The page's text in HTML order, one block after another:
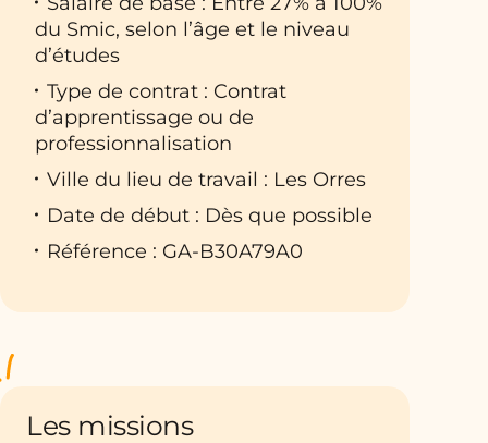
du Smic, selon l’âge et le niveau
d’études
Type de contrat : Contrat
d’apprentissage ou de
professionnalisation
Ville du lieu de travail : Les Orres
Date de début : Dès que possible
Référence : GA-B30A79A0
Les missions